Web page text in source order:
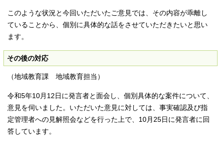
このような状況と今回いただいたご意見では、その内容が乖離し
ていることから、個別に具体的な話をさせていただきたいと思い
ます。
その後の対応
（地域教育課 地域教育担当）
令和5年10月12日に発言者と面会し、個別具体的な案件について、
意見を伺いました。いただいた意見に対しては、事実確認及び指
定管理者への見解照会などを行った上で、10月25日に発言者に回
答しています。